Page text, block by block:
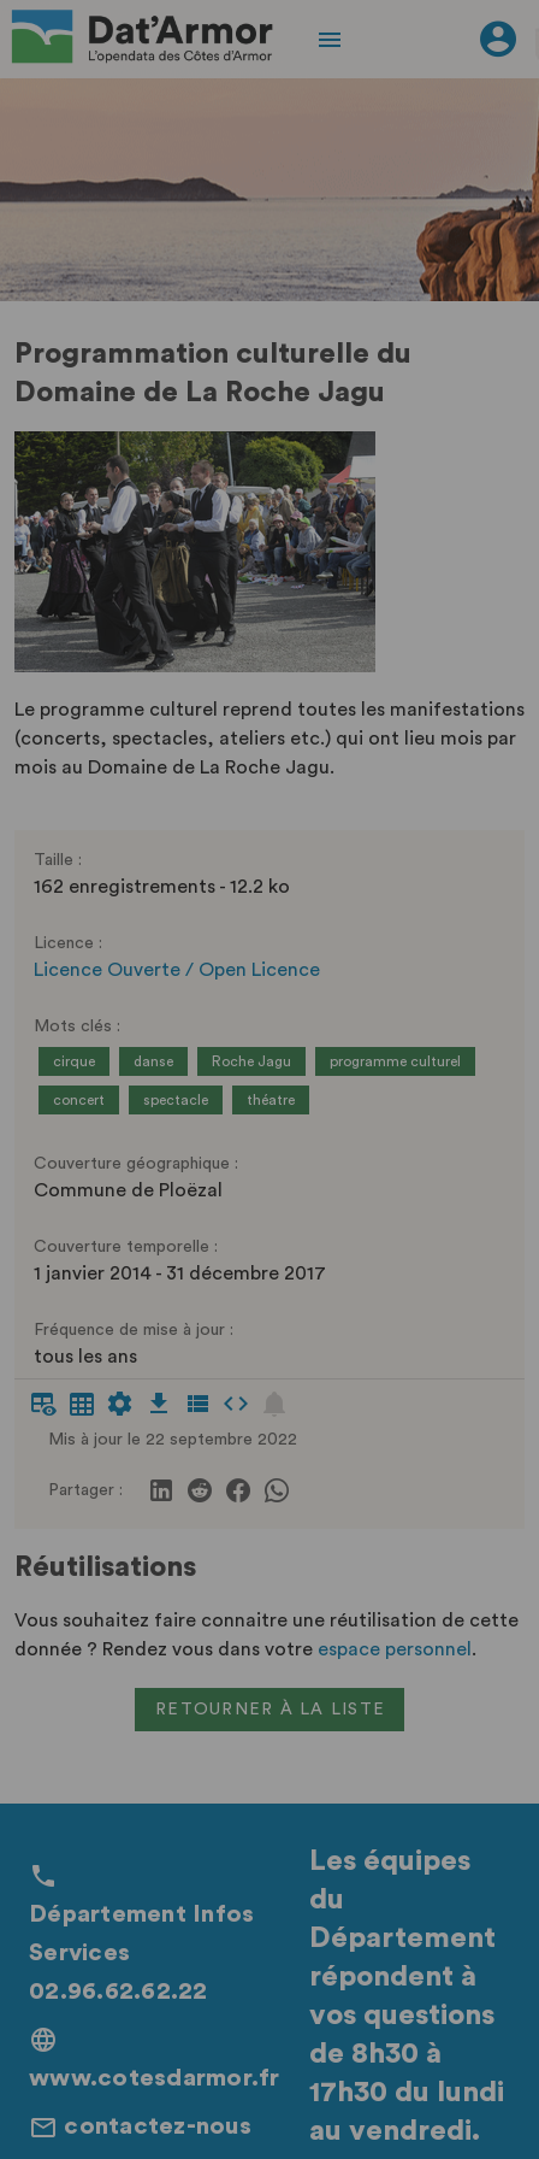
Programmation culturelle du
Domaine de La Roche Jagu
Le programme culturel reprend toutes les manifestations
(concerts, spectacles, ateliers etc.) qui ont lieu mois par
mois au Domaine de La Roche Jagu.
Taille :
162 enregistrements - 12.2 ko
Licence :
Licence Ouverte / Open Licence
Mots clés :
cirque danse Roche Jagu programme culturel
concert spectacle théatre
Couverture géographique :
Commune de Ploëzal
Couverture temporelle :
1 janvier 2014 - 31 décembre 2017
Fréquence de mise à jour :
tous les ans
Mis à jour le 22 septembre 2022
Partager :
Réutilisations
Vous souhaitez faire connaitre une réutilisation de cette
donnée ? Rendez vous dans votre espace personnel .
RETOURNER À LA LISTE
Département Infos
Services
02.96.62.62.22
www.cotesdarmor.fr
contactez-nous
Les équipes
du
Département
répondent à
vos questions
de 8h30 à
17h30 du lundi
au vendredi.